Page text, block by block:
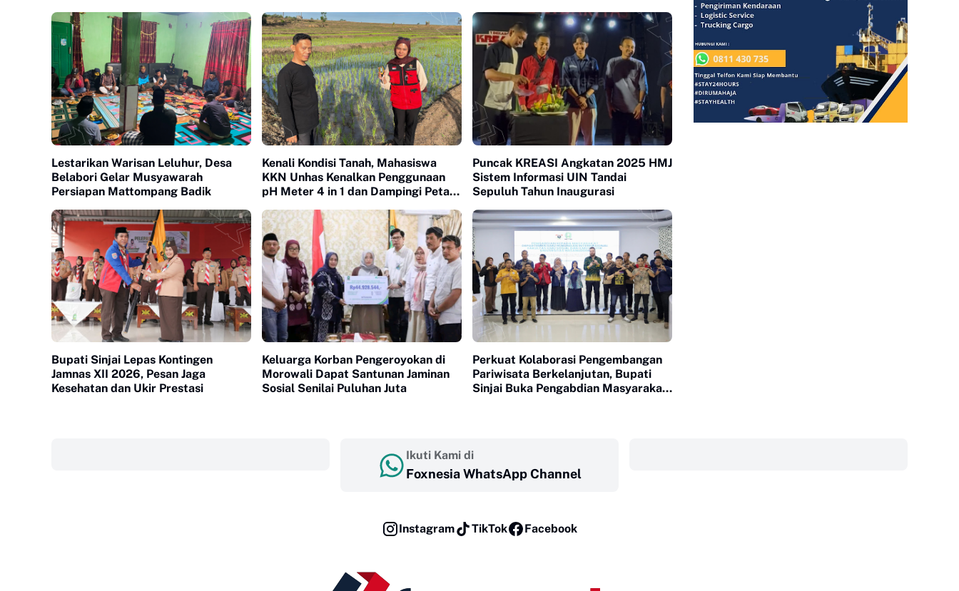
Lestarikan Warisan Leluhur, Desa
Belabori Gelar Musyawarah
Persiapan Mattompang Badik
Kenali Kondisi Tanah, Mahasiswa
KKN Unhas Kenalkan Penggunaan
pH Meter 4 in 1 dan Dampingi Petani
Puncak KREASI Angkatan 2025 HMJ
Sistem Informasi UIN Tandai
Sepuluh Tahun Inaugurasi
Bupati Sinjai Lepas Kontingen
Jamnas XII 2026, Pesan Jaga
Kesehatan dan Ukir Prestasi
Keluarga Korban Pengeroyokan di
Morowali Dapat Santunan Jaminan
Sosial Senilai Puluhan Juta
Perkuat Kolaborasi Pengembangan
Pariwisata Berkelanjutan, Bupati
Sinjai Buka Pengabdian Masyarakat
Ikuti Kami di
Foxnesia WhatsApp Channel
Instagram TikTok Facebook